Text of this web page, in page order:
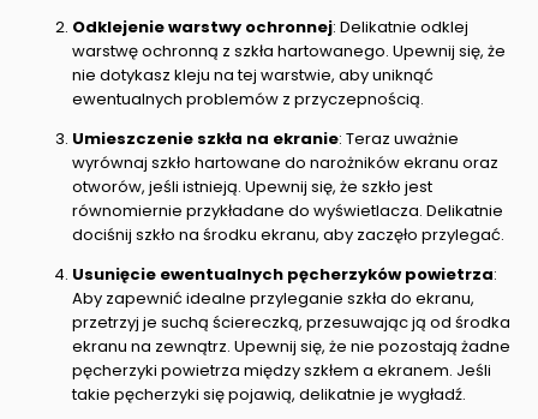
Odklejenie warstwy ochronnej: Delikatnie odklej
warstwę ochronną z szkła hartowanego. Upewnij się, że
nie dotykasz kleju na tej warstwie, aby uniknąć
ewentualnych problemów z przyczepnością.
Umieszczenie szkła na ekranie: Teraz uważnie
wyrównaj szkło hartowane do narożników ekranu oraz
otworów, jeśli istnieją. Upewnij się, że szkło jest
równomiernie przykładane do wyświetlacza. Delikatnie
dociśnij szkło na środku ekranu, aby zaczęło przylegać.
Usunięcie ewentualnych pęcherzyków powietrza:
Aby zapewnić idealne przyleganie szkła do ekranu,
przetrzyj je suchą ściereczką, przesuwając ją od środka
ekranu na zewnątrz. Upewnij się, że nie pozostają żadne
pęcherzyki powietrza między szkłem a ekranem. Jeśli
takie pęcherzyki się pojawią, delikatnie je wygładź.